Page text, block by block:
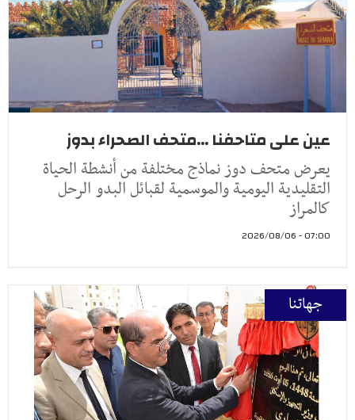
عين على متاحفنا ...متحف الصحراء بدوز
يعرض متحف دوز نماذج مختلفة من أنشطة الحياة
التقليدية اليومية والموسمية لقبائل البدو الرحل
كالمراز
07:00 - 2026/08/06
جهاتنا